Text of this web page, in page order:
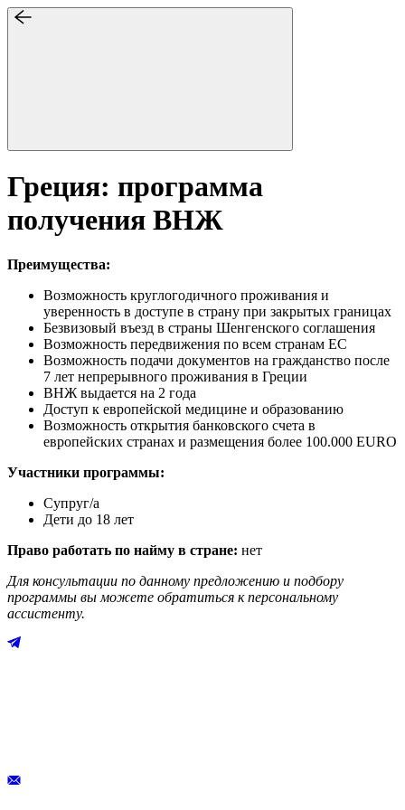
Греция: программа
получения ВНЖ
Преимущества:
Возможность круглогодичного проживания и
уверенность в доступе в страну при закрытых границах
Безвизовый въезд в страны Шенгенского соглашения
Возможность передвижения по всем странам ЕС
Возможность подачи документов на гражданство после
7 лет непрерывного проживания в Греции
ВНЖ выдается на 2 года
Доступ к европейской медицине и образованию
Возможность открытия банковского счета в
европейских странах и размещения более 100.000 EURO
Участники программы:
Супруг/а
Дети до 18 лет
Право работать по найму в стране: нет
Для консультации по данному предложению и подбору
программы вы можете обратиться к персональному
ассистенту.